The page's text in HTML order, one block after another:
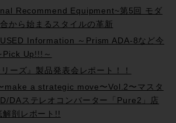
Recommend Equipment~第5回 モダ
から始まるスタイルの革新
Information ～Prism ADA-8など今
Pick Up!!!～
ーズ』製品発表会レポート！！
make a strategic move〜Vol.2〜マスタ
DAステレオコンバーター「Pure2」店
解剖レポート!!